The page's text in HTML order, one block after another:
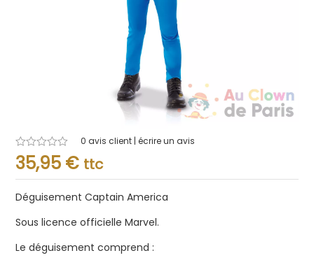
Note
0.001
0 avis client | écrire un avis
35,95 € ttc
Déguisement Captain America
Sous licence officielle Marvel.
Le déguisement comprend :